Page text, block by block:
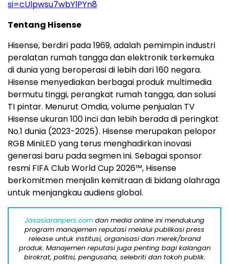
si=cUlpwsu7wbYlPYn8
Tentang Hisense
Hisense, berdiri pada 1969, adalah pemimpin industri
peralatan rumah tangga dan elektronik terkemuka
di dunia yang beroperasi di lebih dari 160 negara.
Hisense menyediakan berbagai produk multimedia
bermutu tinggi, perangkat rumah tangga, dan solusi
TI pintar. Menurut Omdia, volume penjualan TV
Hisense ukuran 100 inci dan lebih berada di peringkat
No.1 dunia (2023-2025). Hisense merupakan pelopor
RGB MiniLED yang terus menghadirkan inovasi
generasi baru pada segmen ini. Sebagai sponsor
resmi FIFA Club World Cup 2026™, Hisense
berkomitmen menjalin kemitraan di bidang olahraga
untuk menjangkau audiens global.
Jasasiaranpers.com dan media online ini mendukung
program manajemen reputasi melalui publikasi press
release untuk institusi, organisasi dan merek/brand
produk. Manajemen reputasi juga penting bagi kalangan
birokrat, politisi, pengusaha, selebriti dan tokoh publik.